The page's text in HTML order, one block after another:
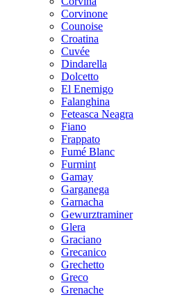
Corvinone
Counoise
Croatina
Cuvée
Dindarella
Dolcetto
El Enemigo
Falanghina
Feteasca Neagra
Fiano
Frappato
Fumé Blanc
Furmint
Gamay
Garganega
Garnacha
Gewurztraminer
Glera
Graciano
Grecanico
Grechetto
Greco
Grenache